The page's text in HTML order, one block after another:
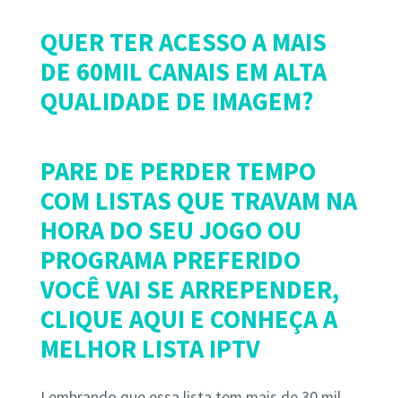
QUER TER ACESSO A MAIS
DE 60MIL CANAIS EM ALTA
QUALIDADE DE IMAGEM?
PARE DE PERDER TEMPO
COM LISTAS QUE TRAVAM NA
HORA DO SEU JOGO OU
PROGRAMA PREFERIDO
VOCÊ VAI SE ARREPENDER,
CLIQUE AQUI E CONHEÇA A
MELHOR LISTA IPTV